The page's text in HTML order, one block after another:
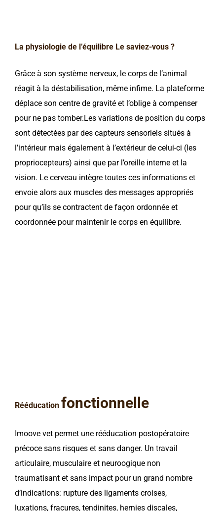
La physiologie de l’équilibre Le saviez-vous ?
Grâce à son système nerveux, le corps de l’animal
réagit à la déstabilisation, même infime. La plateforme
déplace son centre de gravité et l’oblige à compenser
pour ne pas tomber.Les variations de position du corps
sont détectées par des capteurs sensoriels situés à
l’intérieur mais également à l’extérieur de celui-ci (les
propriocepteurs) ainsi que par l’oreille interne et la
vision. Le cerveau intègre toutes ces informations et
envoie alors aux muscles des messages appropriés
pour qu’ils se contractent de façon ordonnée et
coordonnée pour maintenir le corps en équilibre.
Rééducation fonctionnelle
Imoove vet permet une rééducation postopératoire
précoce sans risques et sans danger. Un travail
articulaire, musculaire et neuroogique non
traumatisant et sans impact pour un grand nombre
d’indications: rupture des ligaments croises,
luxations, fracures, tendinites, hernies discales,